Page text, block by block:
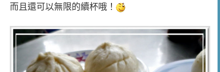
而且還可以無限的續杯哦！